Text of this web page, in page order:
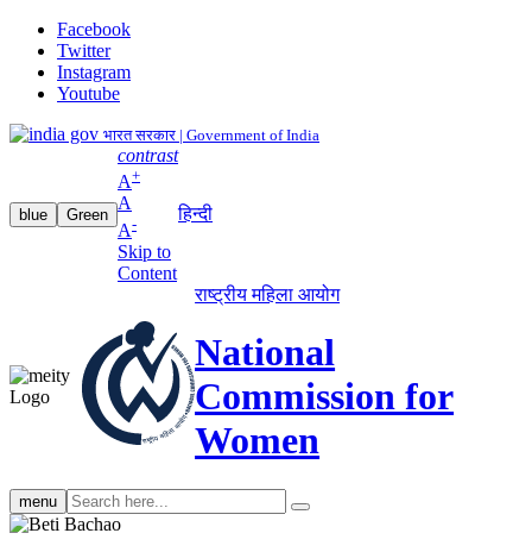
Facebook
Twitter
Instagram
Youtube
भारत सरकार | Government of India
blue Green
contrast
A+
A
A-
Skip to
Content
हिन्दी
राष्ट्रीय महिला आयोग
National
Commission for
Women
menu Search
search